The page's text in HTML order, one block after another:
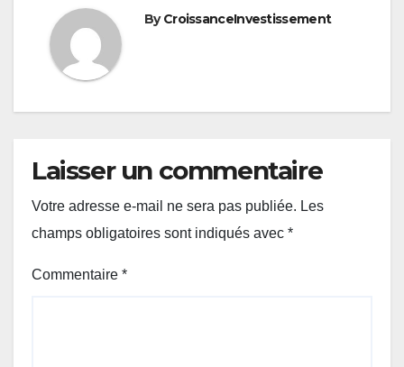
ByCroissanceInvestissement
Laisser un commentaire
Votre adresse e-mail ne sera pas publiée. Les
champs obligatoires sont indiqués avec *
Commentaire *